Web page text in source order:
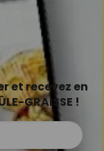
et recevez en
GRAISSE !